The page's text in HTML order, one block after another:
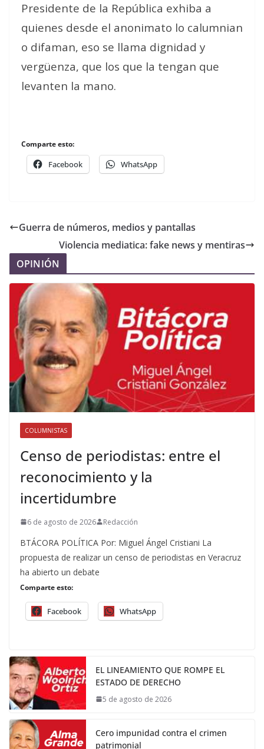
Presidente de la República exhiba a
quienes desde el anonimato lo calumnian
o difaman, eso se llama dignidad y
vergüenza, que los que la tengan que
levanten la mano.
Comparte esto:
Facebook WhatsApp
Guerra de números, medios y pantallas
Violencia mediatica: fake news y mentiras
OPINIÓN
COLUMNISTAS
Censo de periodistas: entre el
reconocimiento y la
incertidumbre
6 de agosto de 2026 Redacción
BTÁCORA POLÍTICA Por: Miguel Ángel Cristiani La
propuesta de realizar un censo de periodistas en Veracruz
ha abierto un debate
Comparte esto:
Facebook WhatsApp
EL LINEAMIENTO QUE ROMPE EL
ESTADO DE DERECHO
5 de agosto de 2026
Cero impunidad contra el crimen
patrimonial